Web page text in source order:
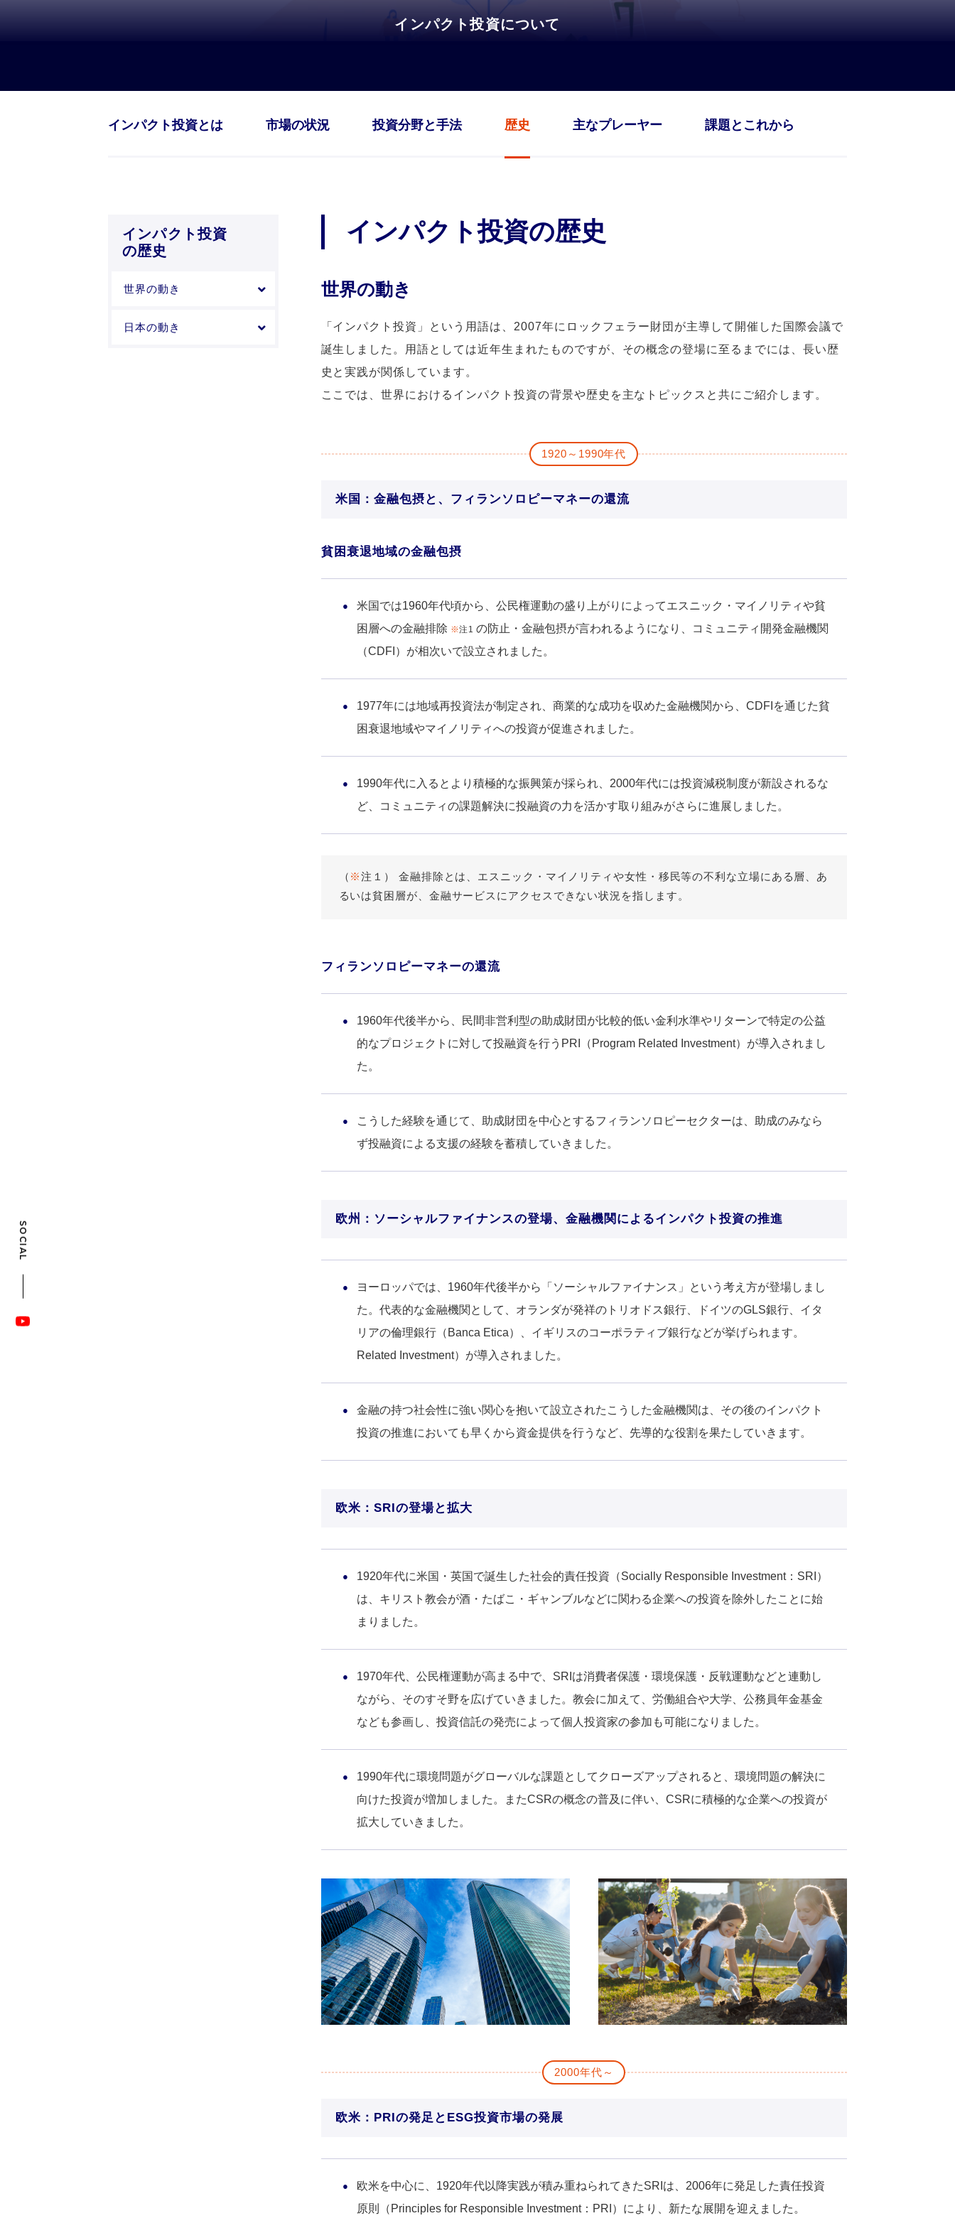
SOCIAL
インパクト投資について
インパクト投資とは 市場の状況 投資分野と手法 歴史 主なプレーヤー 課題とこれから
インパクト投資
の歴史
世界の動き
日本の動き
インパクト投資の歴史
世界の動き
「インパクト投資」という用語は、2007年にロックフェラー財団が主導して開催した国際会議で
誕生しました。用語としては近年生まれたものですが、その概念の登場に至るまでには、長い歴
史と実践が関係しています。
ここでは、世界におけるインパクト投資の背景や歴史を主なトピックスと共にご紹介します。
1920～1990年代
米国：金融包摂と、フィランソロピーマネーの還流
貧困衰退地域の金融包摂
米国では1960年代頃から、公民権運動の盛り上がりによってエスニック・マイノリティや貧
困層への金融排除 ※注1の防止・金融包摂が言われるようになり、コミュニティ開発金融機関
（CDFI）が相次いで設立されました。
1977年には地域再投資法が制定され、商業的な成功を収めた金融機関から、CDFIを通じた貧
困衰退地域やマイノリティへの投資が促進されました。
1990年代に入るとより積極的な振興策が採られ、2000年代には投資減税制度が新設されるな
ど、コミュニティの課題解決に投融資の力を活かす取り組みがさらに進展しました。
（ ※注１） 金融排除とは、エスニック・マイノリティや女性・移民等の不利な立場にある層、あ
るいは貧困層が、金融サービスにアクセスできない状況を指します。
フィランソロピーマネーの還流
1960年代後半から、民間非営利型の助成財団が比較的低い金利水準やリターンで特定の公益
的なプロジェクトに対して投融資を行うPRI（Program Related Investment）が導入されまし
た。
こうした経験を通じて、助成財団を中心とするフィランソロピーセクターは、助成のみなら
ず投融資による支援の経験を蓄積していきました。
欧州：ソーシャルファイナンスの登場、金融機関によるインパクト投資の推進
ヨーロッパでは、1960年代後半から「ソーシャルファイナンス」という考え方が登場しまし
た。代表的な金融機関として、オランダが発祥のトリオドス銀行、ドイツのGLS銀行、イタ
リアの倫理銀行（Banca Etica）、イギリスのコーポラティブ銀行などが挙げられます。
Related Investment）が導入されました。
金融の持つ社会性に強い関心を抱いて設立されたこうした金融機関は、その後のインパクト
投資の推進においても早くから資金提供を行うなど、先導的な役割を果たしていきます。
欧米：SRIの登場と拡大
1920年代に米国・英国で誕生した社会的責任投資（Socially Responsible Investment：SRI）
は、キリスト教会が酒・たばこ・ギャンブルなどに関わる企業への投資を除外したことに始
まりました。
1970年代、公民権運動が高まる中で、SRIは消費者保護・環境保護・反戦運動などと連動し
ながら、そのすそ野を広げていきました。教会に加えて、労働組合や大学、公務員年金基金
なども参画し、投資信託の発売によって個人投資家の参加も可能になりました。
1990年代に環境問題がグローバルな課題としてクローズアップされると、環境問題の解決に
向けた投資が増加しました。またCSRの概念の普及に伴い、CSRに積極的な企業への投資が
拡大していきました。
2000年代～
欧米：PRIの発足とESG投資市場の発展
欧米を中心に、1920年代以降実践が積み重ねられてきたSRIは、2006年に発足した責任投資
原則（Principles for Responsible Investment：PRI）により、新たな展開を迎えました。